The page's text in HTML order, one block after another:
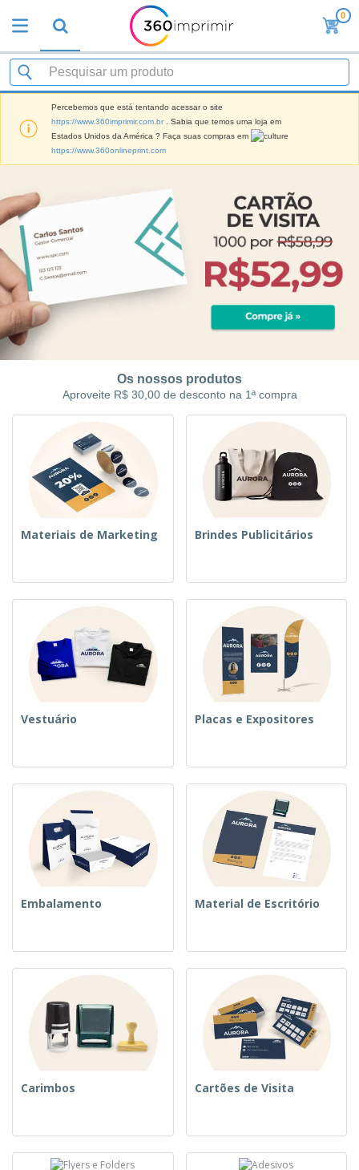
0
Percebemos que está tentando acessar o site
https://www.360imprimir.com.br
. Sabia que temos uma loja em
Estados Unidos da América ? Faça suas compras em
https://www.360onlineprint.com
Os nossos produtos
Aproveite R$ 30,00 de desconto na 1ª compra
Materiais de Marketing Brindes Publicitários
Vestuário Placas e Expositores
Embalamento Material de Escritório
Carimbos Cartões de Visita